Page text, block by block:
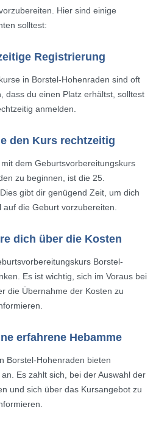
Hier sind einige
solltest:
Registrierung
in Borstel-Hohenraden sind oft
dass du einen Platz erhältst, solltest
anmelden.
den Kurs rechtzeitig
dem Geburtsvorbereitungskurs
zu beginnen, ist die 25.
gibt dir genügend Zeit, um dich
auf die Geburt vorzubereiten.
dich über die Kosten
Borstel-
Es ist wichtig, sich im Voraus bei
die Übernahme der Kosten zu
erfahrene Hebamme
Borstel-Hohenraden bieten
Es zahlt sich, bei der Auswahl der
und sich über das Kursangebot zu